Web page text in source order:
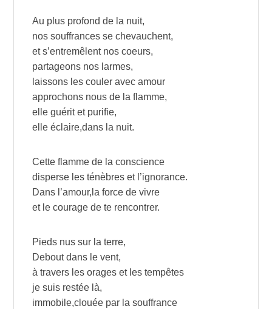
Au plus profond de la nuit,
nos souffrances se chevauchent,
et s’entremêlent nos coeurs,
partageons nos larmes,
laissons les couler avec amour
approchons nous de la flamme,
elle guérit et purifie,
elle éclaire,dans la nuit.
Cette flamme de la conscience
disperse les ténèbres et l’ignorance.
Dans l’amour,la force de vivre
et le courage de te rencontrer.
Pieds nus sur la terre,
Debout dans le vent,
à travers les orages et les tempêtes
je suis restée là,
immobile,clouée par la souffrance